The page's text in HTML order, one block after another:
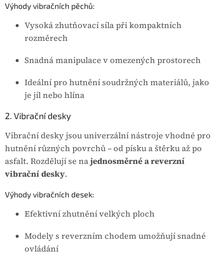
Výhody vibračních pěchů:
Vysoká zhutňovací síla při kompaktních
rozměrech
Snadná manipulace v omezených prostorech
Ideální pro hutnění soudržných materiálů, jako
je jíl nebo hlína
2. Vibrační desky
Vibrační desky jsou univerzální nástroje vhodné pro
hutnění různých povrchů – od písku a štěrku až po
asfalt. Rozdělují se najednosměrné a reverzní
vibrační desky.
Výhody vibračních desek:
Efektivní zhutnění velkých ploch
Modely s reverzním chodem umožňují snadné
ovládání